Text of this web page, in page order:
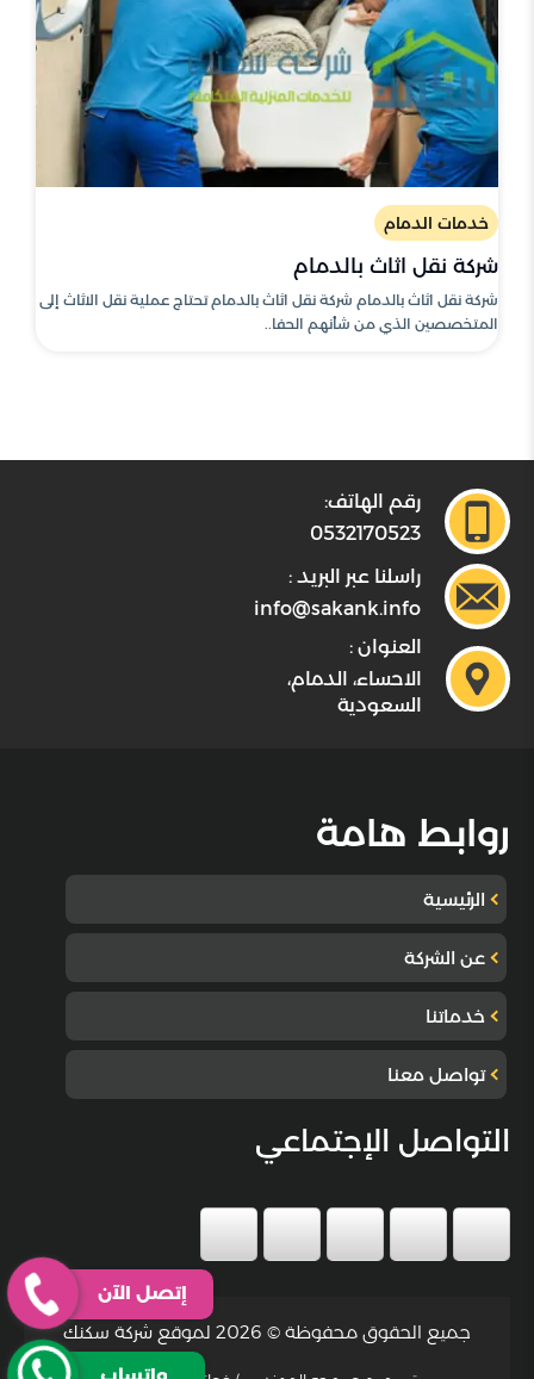
خدمات الدمام
شركة نقل اثاث بالدمام
شركة نقل اثاث بالدمام شركة نقل اثاث بالدمام تحتاج عملية نقل الاثاث إلى
المتخصصين الذي من شأنهم الحفا..
رقم الهاتف:
0532170523
راسلنا عبر البريد :
info@sakank.info
العنوان :
الاحساء، الدمام،
السعودية
روابط هامة
الرئيسية
عن الشركة
خدماتنا
تواصل معنا
التواصل الإجتماعي
جميع الحقوق محفوظة © 2026 لموقع شركة سكنك
إتصل الآن